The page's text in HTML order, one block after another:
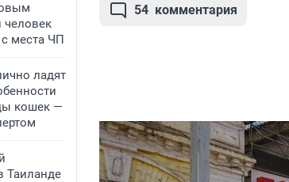
человек
места ЧП
ладят
кошек —
Таиланде
54 комментария